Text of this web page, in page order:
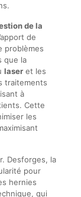
de la
de
problèmes
que la
laseret les
traitements
à
Cette
les
Desforges, la
pour
hernies
qui